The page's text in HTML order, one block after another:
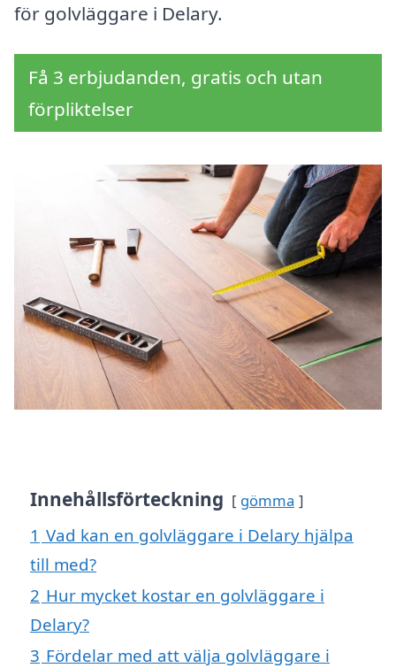
för golvläggare i Delary.
Få 3 erbjudanden, gratis och utan
förpliktelser
Innehållsförteckning gömma
1 Vad kan en golvläggare i Delary hjälpa
till med?
2 Hur mycket kostar en golvläggare i
Delary?
3 Fördelar med att välja golvläggare i